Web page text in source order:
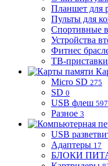
Планшет для
Пульты для
Спортивные
Устройства
Фитнес
ТВ-приставки
Micro SD 275
SD 0
USB флеш 597
Разное 3
USB
Адаптеры 17
БЛОКИ